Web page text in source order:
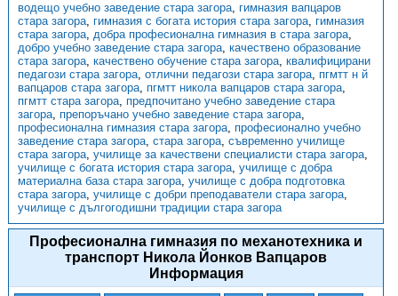
водещо учебно заведение стара загора, гимназия вапцаров
стара загора, гимназия с богата история стара загора, гимназия
стара загора, добра професионална гимназия в стара загора,
добро учебно заведение стара загора, качествено образование
стара загора, качествено обучение стара загора, квалифицирани
педагози стара загора, отлични педагози стара загора, пгмтт н й
вапцаров стара загора, пгмтт никола вапцаров стара загора,
пгмтт стара загора, предпочитано учебно заведение стара
загора, препоръчано учебно заведение стара загора,
професионална гимназия стара загора, професионално учебно
заведение стара загора, стара загора, съвременно училище
стара загора, училище за качествени специалисти стара загора,
училище с богата история стара загора, училище с добра
материална база стара загора, училище с добра подготовка
стара загора, училище с добри преподаватели стара загора,
училище с дългогодишни традиции стара загора
Професионална гимназия по механотехника и
транспорт Никола Йонков Вапцаров
Информация